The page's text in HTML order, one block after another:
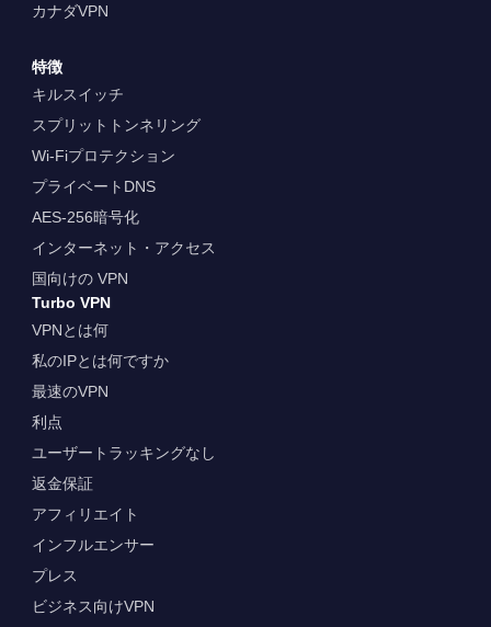
カナダVPN
特徴
キルスイッチ
スプリットトンネリング
Wi-Fiプロテクション
プライベートDNS
AES-256暗号化
インターネット・アクセス
国向けの VPN
Turbo VPN
VPNとは何
私のIPとは何ですか
最速のVPN
利点
ユーザートラッキングなし
返金保証
アフィリエイト
インフルエンサー
プレス
ビジネス向けVPN